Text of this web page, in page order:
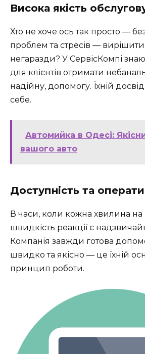
Висока якість
Хто не хоче ось так просто —
проблем та стресів — вирішити
негаразди? У СервісКомпі
для клієнтів отримати
надійну, допомогу. Їхній
себе.
Автомийка в Одесі:
вашого авто
Доступність та
В часи, коли кожна хвилина на
швидкість реакції є
Компанія завжди готова
швидко та якісно — це їхній
принцип роботи.